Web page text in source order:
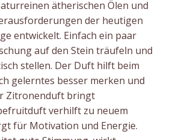
ätherischen Ölen und
der heutigen
entwickelt. Einfach ein paar
auf den Stein träufeln und
stellen. Der Duft hilft beim
gelerntes besser merken und
Zitronenduft bringt
verhilft zu neuem
für Motivation und Energie.